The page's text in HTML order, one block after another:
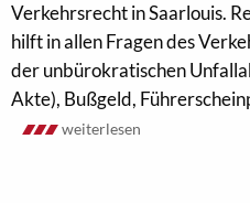
Verkehrsrecht in Saarlouis.
hilft in allen Fragen des
der unbürokratischen
Akte), Bußgeld,
weiterlesen